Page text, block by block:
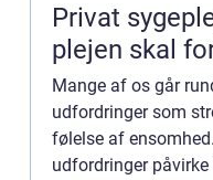
Privat
plejen skal
Mange af os går
udfordringer som
følelse af
udfordringer